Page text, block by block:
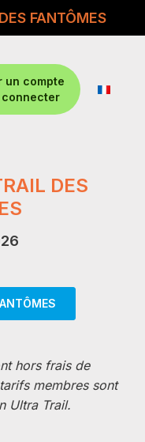
FANTÔMES
un compte
DES
hors frais de
membres sont
Ultra Trail.